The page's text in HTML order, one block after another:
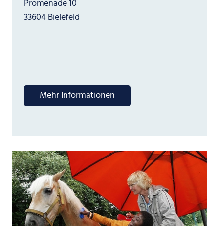
Promenade 10
33604 Bielefeld
Mehr Informationen